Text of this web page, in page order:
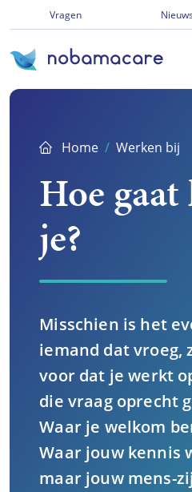
direct
naar
inhoud
Vragen Nieuws
Home Werken bij
Hoe
je?
Misschien is het
iemand dat vroeg,
voor dat je werkt
die vraag oprecht
Waar je welkom
Waar jouw kennis
maar jouw mens-